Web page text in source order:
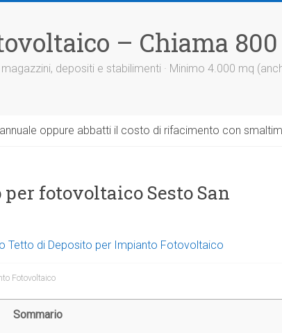
– Chiama 800
depositi e stabilimenti · Minimo 4.000 mq
oppure abbatti il costo di rifacimento con
fotovoltaico Sesto San
Tetto di Deposito per Impianto Fotovoltaico
Fotovoltaico
Sommario